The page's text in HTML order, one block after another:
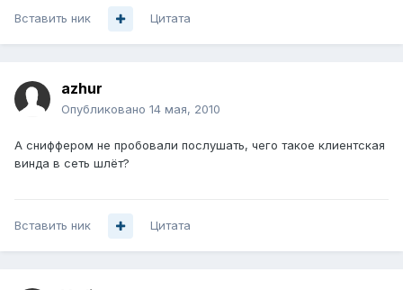
Вставить ник Цитата
azhur
Опубликовано 14 мая, 2010
А сниффером не пробовали послушать, чего такое клиентская
винда в сеть шлёт?
Вставить ник Цитата